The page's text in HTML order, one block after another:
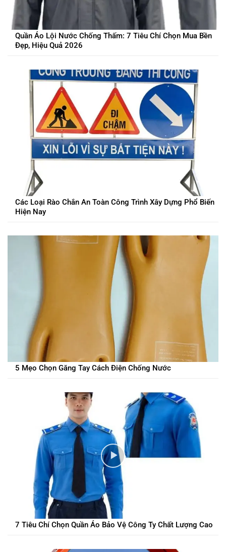
Quần Áo Lội Nước Chống Thấm: 7 Tiêu Chí Chọn Mua Bền
Đẹp, Hiệu Quả 2026
Các Loại Rào Chắn An Toàn Công Trình Xây Dựng Phổ Biến
Hiện Nay
5 Mẹo Chọn Găng Tay Cách Điện Chống Nước
7 Tiêu Chí Chọn Quần Áo Bảo Vệ Công Ty Chất Lượng Cao